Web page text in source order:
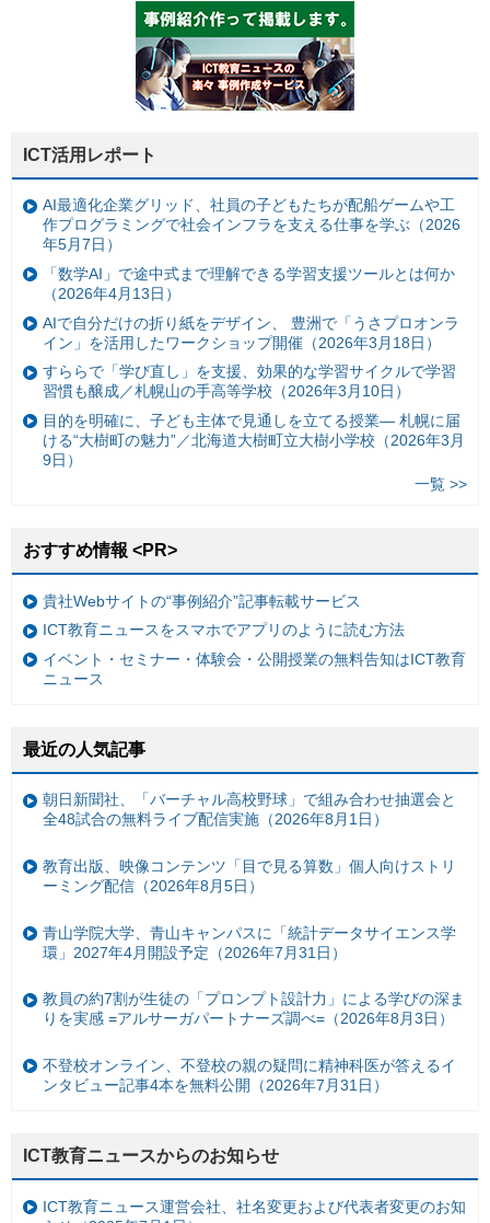
ICT活用レポート
AI最適化企業グリッド、社員の子どもたちが配船ゲームや工
作プログラミングで社会インフラを支える仕事を学ぶ（2026
年5月7日）
「数学AI」で途中式まで理解できる学習支援ツールとは何か
（2026年4月13日）
AIで自分だけの折り紙をデザイン、 豊洲で「うさプロオンラ
イン」を活用したワークショップ開催（2026年3月18日）
すららで「学び直し」を支援、効果的な学習サイクルで学習
習慣も醸成／札幌山の手高等学校（2026年3月10日）
目的を明確に、子ども主体で見通しを立てる授業— 札幌に届
ける“大樹町の魅力”／北海道大樹町立大樹小学校（2026年3月
9日）
一覧 >>
おすすめ情報 <PR>
貴社Webサイトの“事例紹介”記事転載サービス
ICT教育ニュースをスマホでアプリのように読む方法
イベント・セミナー・体験会・公開授業の無料告知はICT教育
ニュース
最近の人気記事
朝日新聞社、「バーチャル高校野球」で組み合わせ抽選会と
全48試合の無料ライブ配信実施（2026年8月1日）
教育出版、映像コンテンツ「目で見る算数」個人向けストリ
ーミング配信（2026年8月5日）
青山学院大学、青山キャンパスに「統計データサイエンス学
環」2027年4月開設予定（2026年7月31日）
教員の約7割が生徒の「プロンプト設計力」による学びの深ま
りを実感 =アルサーガパートナーズ調べ=（2026年8月3日）
不登校オンライン、不登校の親の疑問に精神科医が答えるイ
ンタビュー記事4本を無料公開（2026年7月31日）
ICT教育ニュースからのお知らせ
ICT教育ニュース運営会社、社名変更および代表者変更のお知